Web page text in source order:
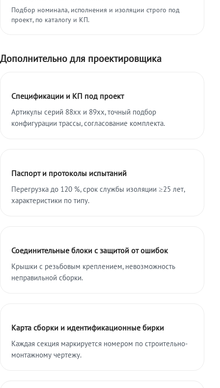
Подбор номинала, исполнения и изоляции строго под
проект, по каталогу и КП.
Дополнительно для проектировщика
Спецификации и КП под проект
Артикулы серий 88xx и 89xx, точный подбор
конфигурации трассы, согласование комплекта.
Паспорт и протоколы испытаний
Перегрузка до 120 %, срок службы изоляции ≥25 лет,
характеристики по типу.
Соединительные блоки с защитой от ошибок
Крышки с резьбовым креплением, невозможность
неправильной сборки.
Карта сборки и идентификационные бирки
Каждая секция маркируется номером по строительно-
монтажному чертежу.